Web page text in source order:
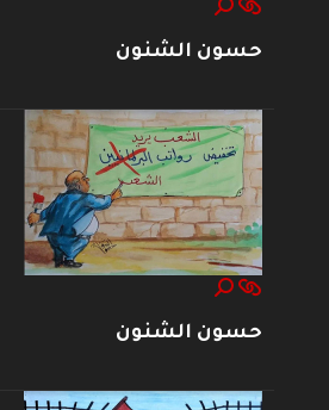
حسون الشنون
حسون الشنون